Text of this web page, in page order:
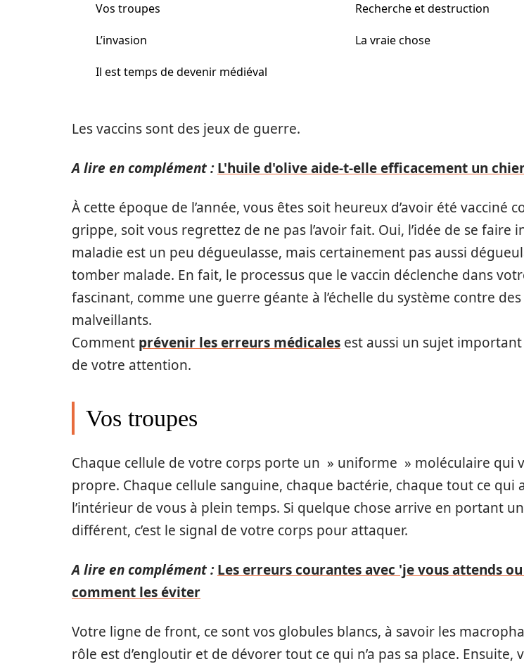
Vos troupes
L’invasion
Il est temps de devenir médiéval
Recherche et destruction
La vraie chose
Les vaccins sont des jeux de guerre.
A lire en complément : L'huile d'olive aide-t-elle efficacement un
À cette époque de l’année, vous êtes soit heureux d’avoir été vacciné
grippe, soit vous regrettez de ne pas l’avoir fait. Oui, l’idée de se faire
maladie est un peu dégueulasse, mais certainement pas aussi
tomber malade. En fait, le processus que le vaccin déclenche dans
fascinant, comme une guerre géante à l’échelle du système contre
malveillants.
Comment prévenir les erreurs médicales est aussi un sujet
de votre attention.
Vos troupes
Chaque cellule de votre corps porte un » uniforme » moléculaire qui
propre. Chaque cellule sanguine, chaque bactérie, chaque tout ce qui
l’intérieur de vous à plein temps. Si quelque chose arrive en portant
différent, c’est le signal de votre corps pour attaquer.
A lire en complément : Les erreurs courantes avec 'je vous attends
comment les éviter
Votre ligne de front, ce sont vos globules blancs, à savoir les
rôle est d’engloutir et de dévorer tout ce qui n’a pas sa place. Ensuite,